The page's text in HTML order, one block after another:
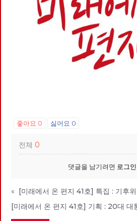
좋아요 0 싫어요 0
전체 0
댓글을 남기려면 로그인
«